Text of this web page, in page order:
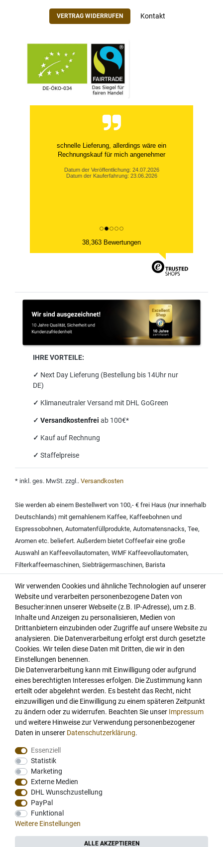
VERTRAG WIDERRUFEN Kontakt
schnelle Lieferung, allerdings wäre ein
Rechnungskauf für mich angenehmer
Datum der Veröffentlichung: 24.07.2026
Datum der Kauferfahrung: 23.06.2026
38,363 Bewertungen
IHRE VORTEILE:
✓ Next Day Lieferung (Bestellung bis 14Uhr nur
DE)
✓ Klimaneutraler Versand mit DHL GoGreen
✓ Versandkostenfrei ab 100€*
✓ Kauf auf Rechnung
✓ Staffelpreise
* inkl. ges. MwSt. zzgl.. Versandkosten
Sie werden ab einem Bestellwert von 100,- € frei Haus (nur innerhalb
Deutschlands) mit gemahlenem Kaffee, Kaffeebohnen und
Espressobohnen, Automatenfüllprodukte, Automatensnacks, Tee,
Aromen etc. beliefert. Außerdem bietet Coffeefair eine große
Auswahl an Kaffeevollautomaten, WMF Kaffeevollautomaten,
Filterkaffeemaschinen, Siebträgermaschinen, Barista
Mahlwerk,Rundfiltergeräten,Wasserfiltern,
Kaffeemaschinenreinigern ,Milchschaumreinigern,Entkalkern für
Kaffeemaschinen
Coffeefair liefert Markenprodukte u.a. von derCoffeefair
Eigenmarke, Animo,Bahlsen,Bartscher,Bartscher Kaffeemaschine,
Bravilor Bonamat ,Brita Wasserfilter,BWT water + more, Dallmayr
Dallmayr Crema d oro,Dallmayr Classic
Kakao,Dallmayr Tee,Dallmayr Home Barista,Darboven,DaVinci
Gourmet Sirup,Eduscho,Eilles Tee ,Franke ,Gaggia,Gorilla Kaffee,
Hellma
,illy Jacobs Jura , Jura Claris Jura Kaffeevollautomat
Lavazza,Lotus Biscoff, Mahlkönig,Melitta, Melitta Kaffee, Melitta
Kaffeemaschine,Monin,Mövenpick,Nestle,Nescafe,Pure Tea,
Rheavendors Servomat,Ronnefeldt Tee,Satro
Kaffeemaschine
Kaffeevollautomat
Konditionen.
Coffeefair ist der Spezialist für den gewerblichen Bedarf.
Professionelle Lösungen für individuelle Anforderungen:
mit kostenloser Filterkaffeemaschine Bonamat TH
Kaffeeversorgung für Büros und Behörden
Gastronomie und Hotellerie .
Wir verwenden Cookies und ähnliche Technologien auf unserer
Website und verarbeiten personenbezogene Daten von
Besucher:innen unserer Webseite (z.B. IP-Adresse), um z.B.
Inhalte und Anzeigen zu personalisieren, Medien von
Drittanbietern einzubinden oder Zugriffe auf unsere Website zu
analysieren. Die Datenverarbeitung erfolgt erst durch gesetzte
Cookies. Wir teilen diese Daten mit Dritten, die wir in den
Einstellungen benennen.
Die Datenverarbeitung kann mit Einwilligung oder aufgrund
eines berechtigten Interesses erfolgen. Die Zustimmung kann
erteilt oder abgelehnt werden. Es besteht das Recht, nicht
einzuwilligen und die Einwilligung zu einem späteren Zeitpunkt
zu ändern oder zu widerrufen. Beachten Sie unser Impressum
und weitere Hinweise zur Verwendung personenbezogener
Daten in unserer Daten­schutz­erklärung.
Essenziell
Statistik
Marketing
Externe Medien
DHL Wunschzustellung
PayPal
Funktional
Weitere Einstellungen
ALLE AKZEPTIEREN